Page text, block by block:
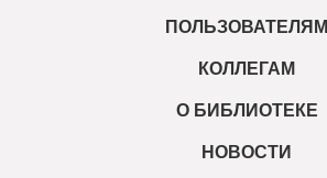
ПОЛЬЗОВАТЕЛЯМ
КОЛЛЕГАМ
О БИБЛИОТЕКЕ
НОВОСТИ